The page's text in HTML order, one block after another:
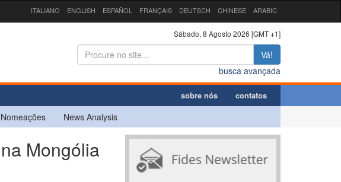
ITALIANO ENGLISH ESPAÑOL FRANÇAIS DEUTSCH CHINESE ARABIC
Sábado, 8 Agosto 2026 [GMT +1]
Vá!
busca avançada
sobre nós contatos
Nomeações News Analysis
Mongólia